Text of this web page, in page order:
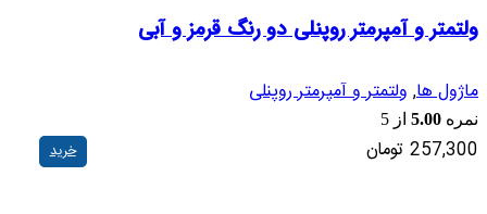
ولتمتر و آمپرمتر روپنلی دو رنگ قرمز و آبی
ماژول ها, ولتمتر و آمپرمتر روپنلی
نمره 5.00 از 5
257,300 تومان خرید